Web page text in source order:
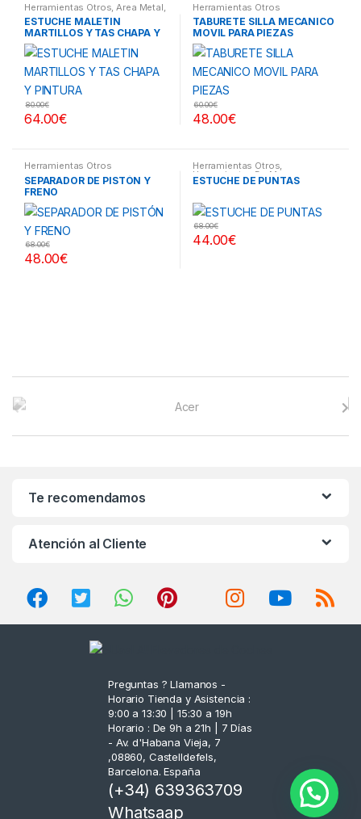
Herramientas Otros Area Metal,
Roscas, Herramientas Chapa y
Pintura,Maletines Herramientas,
Extractores, Compresímetros,
otros
ESTUCHE MALETIN
MARTILLOS Y TAS CHAPA Y
PINTURA
64.00€
80.00€
Herramientas Otros
TABURETE SILLA MECANICO
MOVIL PARA PIEZAS
48.00€
60.00€
Herramientas Otros
SEPARADOR DE PISTÓN Y
FRENO
48.00€
68.00€
Herramientas Otros,
Herramientas De Mano ,
Herramientas De Mano,
Extractores, Compresímetros,
otros
ESTUCHE DE PUNTAS
44.00€
68.00€
a
Te recomendamos
Atención al Cliente
Preguntas ? Llamanos -
Horario Tienda y Asistencia :
9:00 a 13:30 | 15:30 a 19h
Horario : De 9h a 21h | 7 Días
- Av. d'Habana Vieja, 7
,08860, Castelldefels,
Barcelona. España
(+34) 639363709
Whatsaap